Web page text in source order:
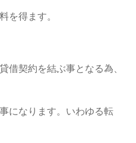
を得ます。
借契約を結ぶ事となる為、
になります。いわゆる転